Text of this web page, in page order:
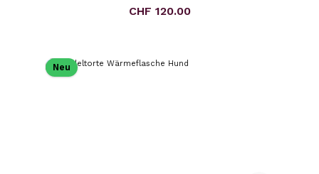
Regulärer Preis:
CHF 120.00
Neu